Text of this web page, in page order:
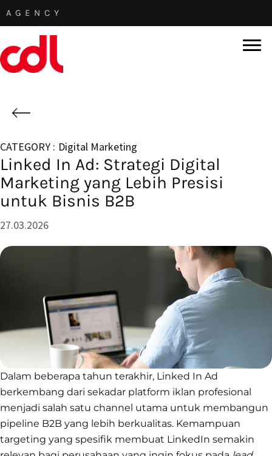
Skip
to
main
content
Digital Marketing
Linked In Ad: Strategi Digital
Marketing yang Lebih Presisi
untuk Bisnis B2B
27.03.2026
Dalam beberapa tahun terakhir, Linked In Ad
berkembang dari sekadar platform iklan profesional
menjadi salah satu channel utama untuk membangun
pipeline B2B yang lebih berkualitas. Kemampuan
targeting yang spesifik membuat LinkedIn semakin